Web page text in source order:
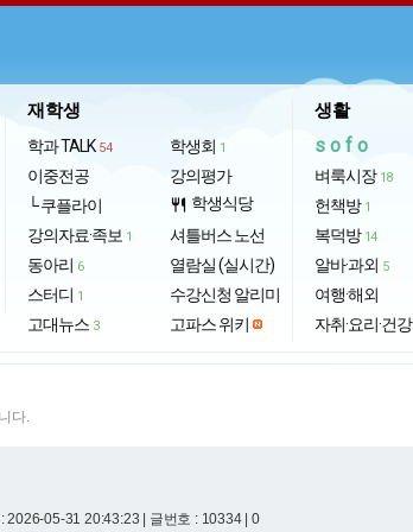
재학생
학과 TALK 54
이중전공
└ 쿠플라이
강의자료·족보 1
동아리 6
스터디 1
고대뉴스 3
학생회 1
강의평가
restaurant 학생식당
셔틀버스 노선
열람실 (실시간)
수강신청 알리미
고파스 위키
생활
sofo
벼룩시장 18
헌책방 1
복덕방 14
알바·과외 5
여행·해외
자취·요리·건강
다.
2026-05-31 20:43:23 | 글번호 : 10334 | 0